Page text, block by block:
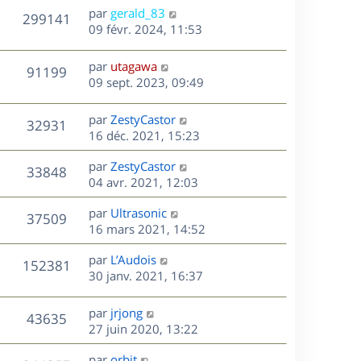
s
n
i
r
m
e
s
s
a
g
e
299141
u
s
D
e
i
e
r
m
e
s
a
e
par gerald_83
09 févr. 2024, 11:53
91199V
u
D
e
i
e
r
m
e
s
s
a
g
e
par utagawa
09 sept. 2023, 09:49
32931
u
e
s
D
e
r
n
i
e
r
m
e
s
s
a
g
e
par ZestyCastor
16 déc. 2021, 15:23
33848V
u
s
D
e
r
n
i
e
r
m
e
s
s
a
par ZestyCastor
04 avr. 2021, 12:03
37509V
u
e
D
e
r
n
i
r
m
e
s
par Ultrasonic
16 mars 2021, 14:52
152381
u
D
e
i
e
r
par L’Audois
30 janv. 2021, 16:37
43635V
u
D
e
r
par jrjong
27 juin 2020, 13:22